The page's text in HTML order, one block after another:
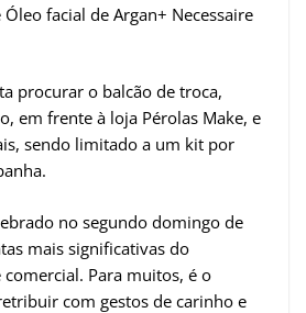
facial de Argan+ Necessaire
procurar o balcão de troca,
em frente à loja Pérolas Make, e
sendo limitado a um kit por
no segundo domingo de
mais significativas do
Para muitos, é o
com gestos de carinho e